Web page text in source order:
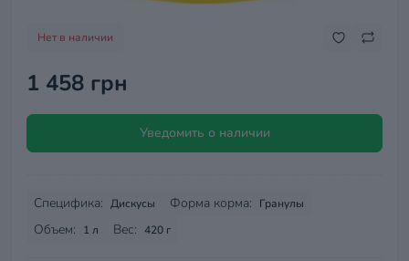
Нет в наличии
1 458 грн
Уведомить о наличии
Специфика: Дискусы Форма корма: Гранулы
Объем: 1 л Вес: 420 г